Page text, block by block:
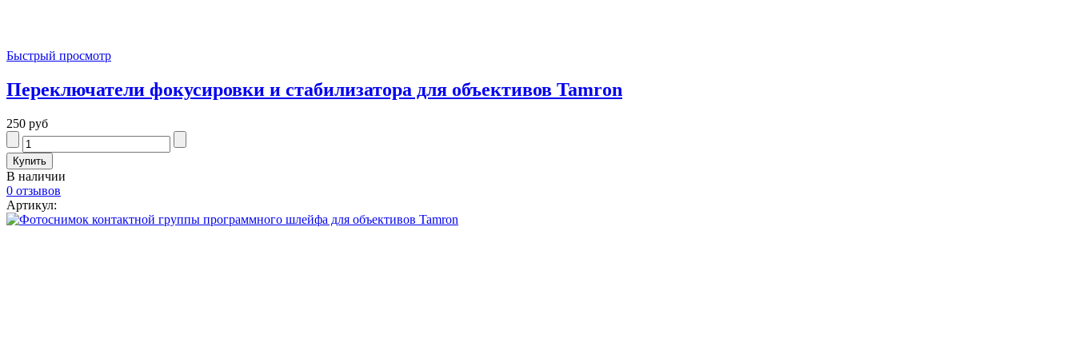
Быстрый просмотр
Переключатели фокусировки и стабилизатора для объективов Tamron
250 руб
В наличии
0 отзывов
Артикул: